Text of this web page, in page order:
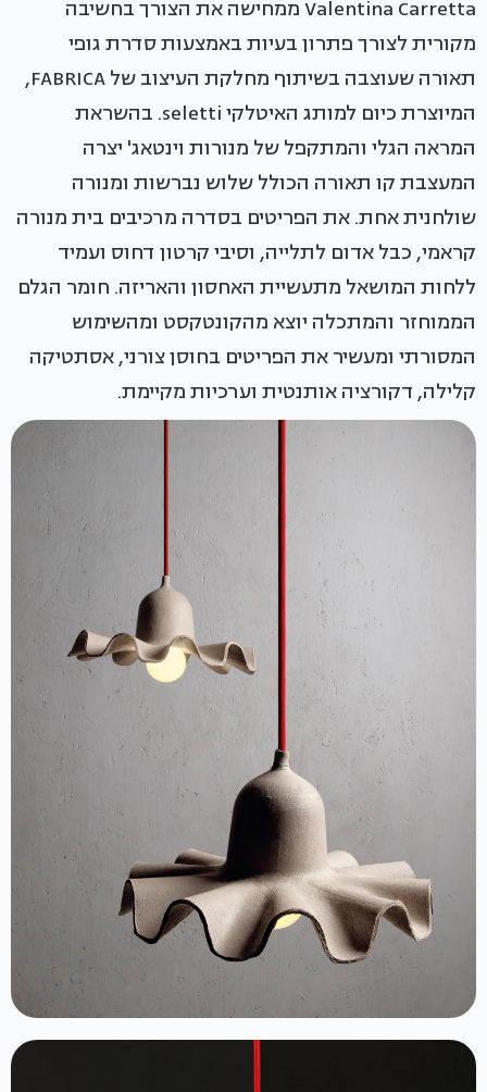
Valentina Carretta ממחישה את הצורך בחשיבה
מקורית לצורך פתרון בעיות באמצעות סדרת גופי
תאורה שעוצבה בשיתוף מחלקת העיצוב של FABRICA,
המיוצרת כיום למותג האיטלקי seletti. בהשראת
המראה הגלי והמתקפל של מנורות וינטאג' יצרה
המעצבת קו תאורה הכולל שלוש נברשות ומנורה
שולחנית אחת. את הפריטים בסדרה מרכיבים בית מנורה
קראמי, כבל אדום לתלייה, וסיבי קרטון דחוס ועמיד
ללחות המושאל מתעשיית האחסון והאריזה. חומר הגלם
הממוחזר והמתכלה יוצא מהקונטקסט ומהשימוש
המסורתי ומעשיר את הפריטים בחוסן צורני, אסתטיקה
קלילה, דקורציה אותנטית וערכיות מקיימת.